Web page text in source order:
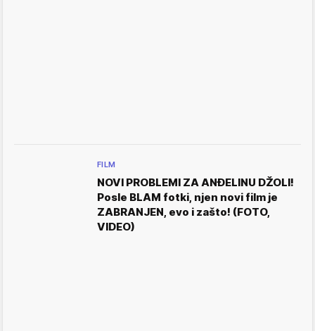
FILM
NOVI PROBLEMI ZA ANĐELINU DŽOLI!
Posle BLAM fotki, njen novi film je
ZABRANJEN, evo i zašto! (FOTO,
VIDEO)